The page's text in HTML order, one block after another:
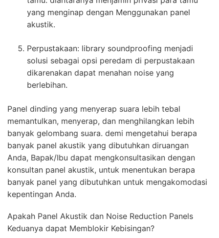
yang menginap dengan Menggunakan panel
akustik.
Perpustakaan: library soundproofing menjadi
solusi sebagai opsi peredam di perpustakaan
dikarenakan dapat menahan noise yang
berlebihan.
Panel dinding yang menyerap suara lebih tebal
memantulkan, menyerap, dan menghilangkan lebih
banyak gelombang suara. demi mengetahui berapa
banyak panel akustik yang dibutuhkan diruangan
Anda, Bapak/Ibu dapat mengkonsultasikan dengan
konsultan panel akustik, untuk menentukan berapa
banyak panel yang dibutuhkan untuk mengakomodasi
kepentingan Anda.
Apakah Panel Akustik dan Noise Reduction Panels
Keduanya dapat Memblokir Kebisingan?